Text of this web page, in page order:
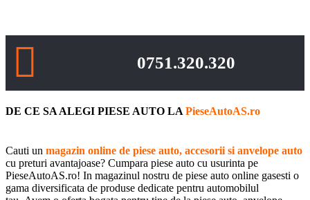
0751.320.320
DE CE SA ALEGI PIESE AUTO LA PieseAutoAS.ro
Cauti un magazin online de piese auto, accesorii si anvelope auto
cu preturi avantajoase? Cumpara piese auto cu usurinta pe
PieseAutoAS.ro! In magazinul nostru de piese auto online gasesti o
gama diversificata de produse dedicate pentru automobilul